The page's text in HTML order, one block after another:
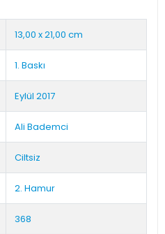
13,00 x 21,00 cm
1. Baskı
Eylül 2017
Ali Bademci
Ciltsiz
2. Hamur
368